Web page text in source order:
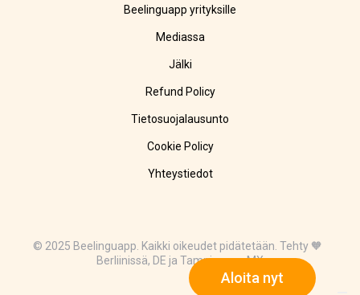
Aloita nyt
Beelinguapp yrityksille
Mediassa
Jälki
Refund Policy
Tietosuojalausunto
Cookie Policy
Yhteystiedot
© 2025 Beelinguapp. Kaikki oikeudet pidätetään. Tehty 🧡
Berliinissä, DE ja Tampicossa, MX